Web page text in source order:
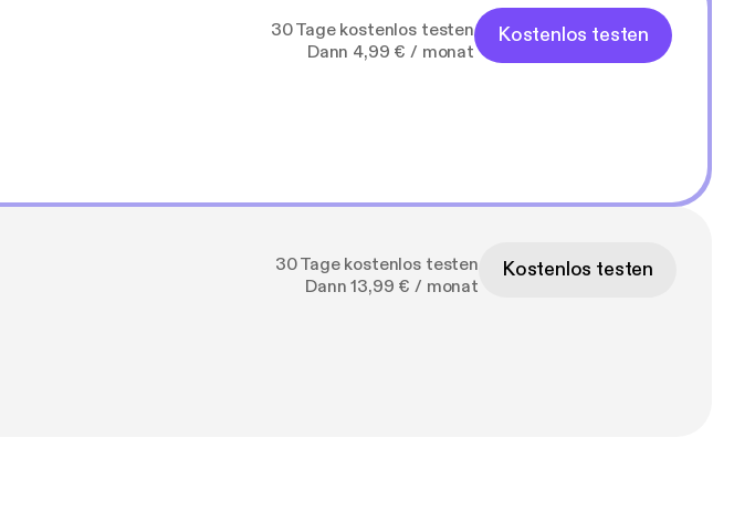
30 Tage kostenlos testen
Dann 4,99 € / monat
Kostenlos testen
30 Tage kostenlos testen
Dann 13,99 € / monat
Kostenlos testen